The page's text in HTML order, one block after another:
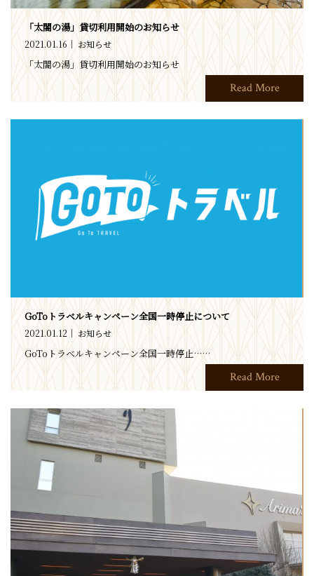
「太閤の湯」貸切利用開始のお知らせ
2021.01.16 お知らせ
「太閤の湯」貸切利用開始のお知らせ
Read More
GoToトラベルキャンペーン全国一時停止について
2021.01.12 お知らせ
GoToトラベルキャンペーン全国一時停止……
Read More